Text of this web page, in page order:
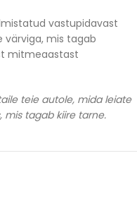
vastupidavast
värviga, mis tagab
mitmeaastast
teie autole, mida leiate
mis tagab kiire tarne.